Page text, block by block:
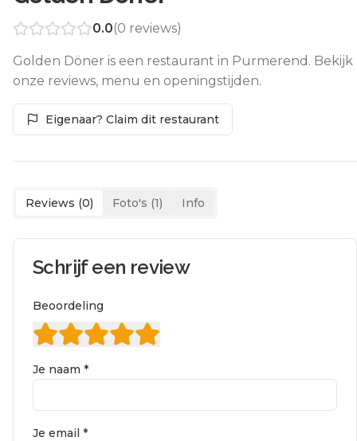
0.0(0 reviews)
Golden Döner is een restaurant in Purmerend. Bekijk
onze reviews, menu en openingstijden.
Eigenaar? Claim dit restaurant
Reviews (0) Foto's (1) Info
Schrijf een review
Beoordeling
Je naam *
Je email *